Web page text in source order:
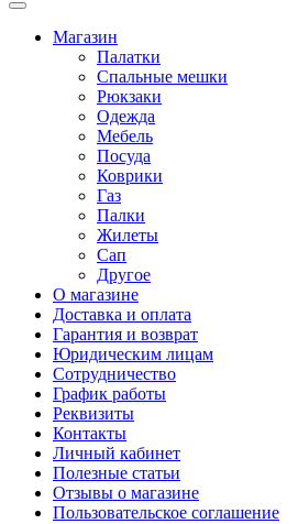
Магазин
Палатки
Спальные мешки
Рюкзаки
Одежда
Мебель
Посуда
Коврики
Газ
Палки
Жилеты
Сап
Другое
О магазине
Доставка и оплата
Гарантия и возврат
Юридическим лицам
Сотрудничество
График работы
Реквизиты
Контакты
Личный кабинет
Полезные статьи
Отзывы о магазине
Пользовательское соглашение